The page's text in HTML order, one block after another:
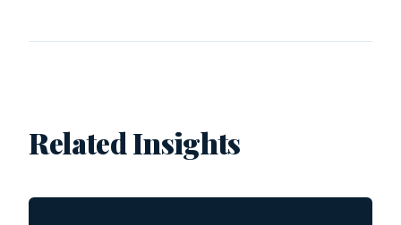
Related Insights